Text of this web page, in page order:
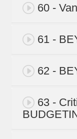
60 -
61 -
62 -
63 -